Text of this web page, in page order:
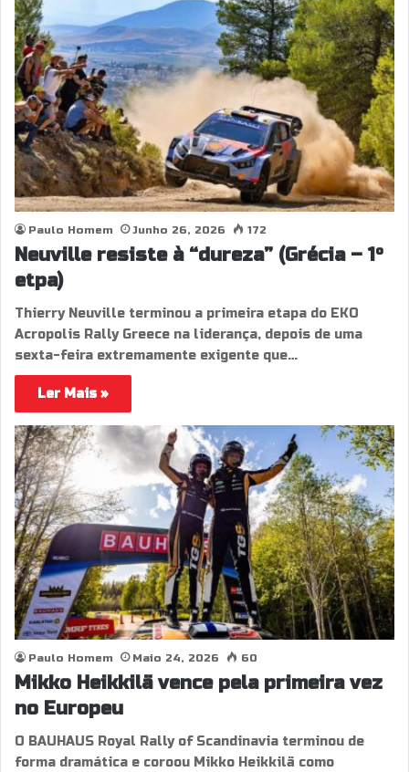
Paulo Homem Junho 26, 2026 172
Neuville resiste à “dureza” (Grécia – 1º
etpa)
Thierry Neuville terminou a primeira etapa do EKO
Acropolis Rally Greece na liderança, depois de uma
sexta-feira extremamente exigente que…
Ler Mais »
Paulo Homem Maio 24, 2026 60
Mikko Heikkilä vence pela primeira vez
no Europeu
O BAUHAUS Royal Rally of Scandinavia terminou de
forma dramática e coroou Mikko Heikkilä como